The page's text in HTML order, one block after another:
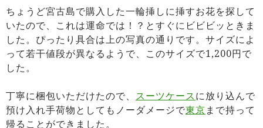
ちょうど宮古島で購入した一輪挿しに挿すお花を探して
いたので、これは運命では！？とすぐにビビビッときま
した。ぴったり具合は上の写真の通りです。サイズによ
って若干値段が異なるようで、このサイズで1,200円で
した。
丁寧に梱包いただけたので、 スーツケースに放り込んで
預け入れ手荷物としてもノーダメージで東京まで持って
帰ることができました。